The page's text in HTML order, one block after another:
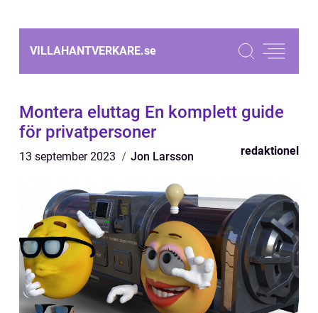
VILLAHANTVERKARE.se
Montera eluttag En komplett guide
för privatpersoner
13 september 2023 Jon Larsson redaktionel